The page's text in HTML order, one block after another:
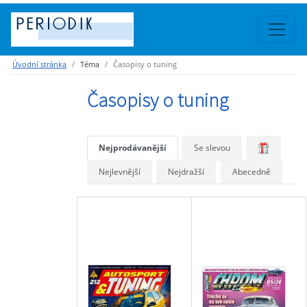
Úvodní stránka Téma Časopisy o tuning
Časopisy o tuning
Nejprodávanější Se slevou
Nejlevnější Nejdražší Abecedně